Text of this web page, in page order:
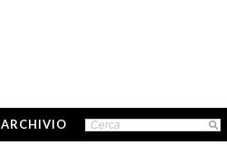
ARCHIVIO